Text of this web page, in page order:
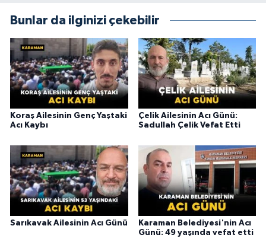
Bunlar da ilginizi çekebilir
Koraş Ailesinin Genç Yaştaki
Acı Kaybı
Çelik Ailesinin Acı Günü:
Sadullah Çelik Vefat Etti
Sarıkavak Ailesinin Acı Günü
Karaman Belediyesi'nin Acı
Günü: 49 yaşında vefat etti